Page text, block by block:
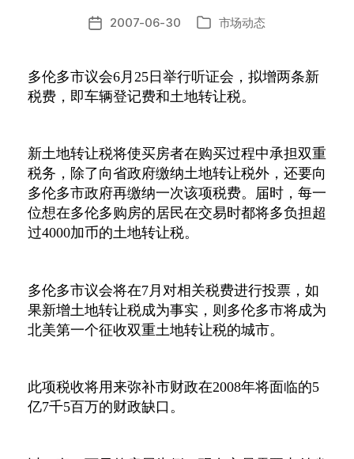
发
期
2007-06-30
分 市场动态
多伦多市议会6月25日举行听证会，拟增两条新
税费，即车辆登记费和土地转让税。
新土地转让税将使买房者在购买过程中承担双重
税务，除了向省政府缴纳土地转让税外，还要向
多伦多市政府再缴纳一次该项税费。届时，每一
位想在多伦多购房的居民在交易时都将多负担超
过4000加币的土地转让税。
多伦多市议会将在7月对相关税费进行投票，如
果新增土地转让税成为事实，则多伦多市将成为
北美第一个征收双重土地转让税的城市。
此项税收将用来弥补市财政在2008年将面临的5
亿7千5百万的财政缺口。